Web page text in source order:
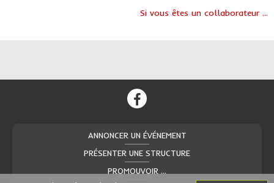
Si vous êtes un collaborateur ...
ANNONCER UN ÉVÉNEMENT
PRÉSENTER UNE STRUCTURE
PROMOUVOIR ...